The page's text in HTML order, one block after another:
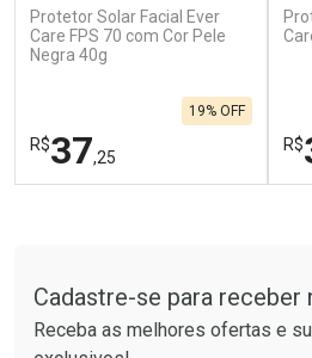
Ativar Desconto
Por R$ 664,02/cada
Comprar sem Desconto
Protetor Solar Facial Ever
Care FPS 70 com Cor Pele
Negra 40g
R$37,25
19% OFF
Laboratório
Por Menos
R$
Cadastre-se para receber
Receba as melhores ofertas e